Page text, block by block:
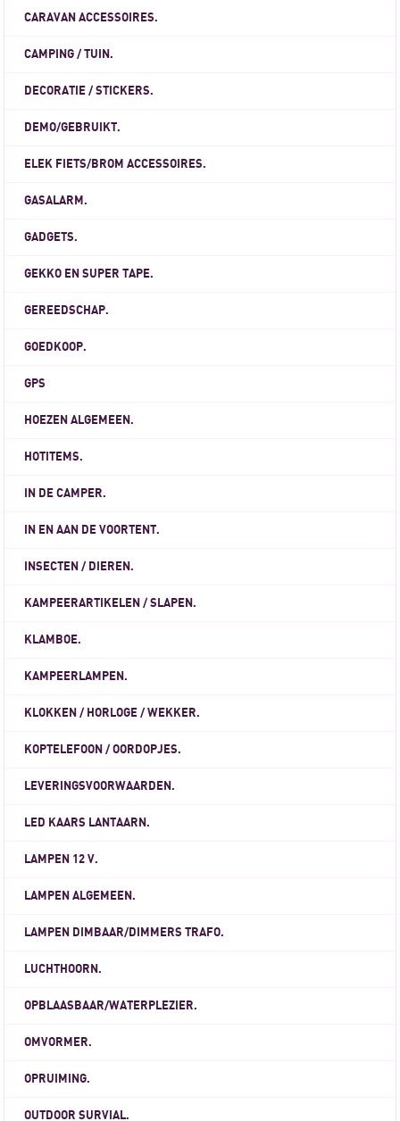
CARAVAN ACCESSOIRES.
CAMPING / TUIN.
DECORATIE / STICKERS.
DEMO/GEBRUIKT.
ELEK FIETS/BROM ACCESSOIRES.
GASALARM.
GADGETS.
GEKKO EN SUPER TAPE.
GEREEDSCHAP.
GOEDKOOP.
GPS
HOEZEN ALGEMEEN.
HOTITEMS.
IN DE CAMPER.
IN EN AAN DE VOORTENT.
INSECTEN / DIEREN.
KAMPEERARTIKELEN / SLAPEN.
KLAMBOE.
KAMPEERLAMPEN.
KLOKKEN / HORLOGE / WEKKER.
KOPTELEFOON / OORDOPJES.
LEVERINGSVOORWAARDEN.
LED KAARS LANTAARN.
LAMPEN 12 V.
LAMPEN ALGEMEEN.
LAMPEN DIMBAAR/DIMMERS TRAFO.
LUCHTHOORN.
OPBLAASBAAR/WATERPLEZIER.
OMVORMER.
OPRUIMING.
OUTDOOR SURVIAL.